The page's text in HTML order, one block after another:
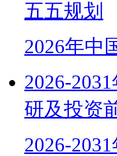
五五规划
2026年中
2026-
研及投资
2026-